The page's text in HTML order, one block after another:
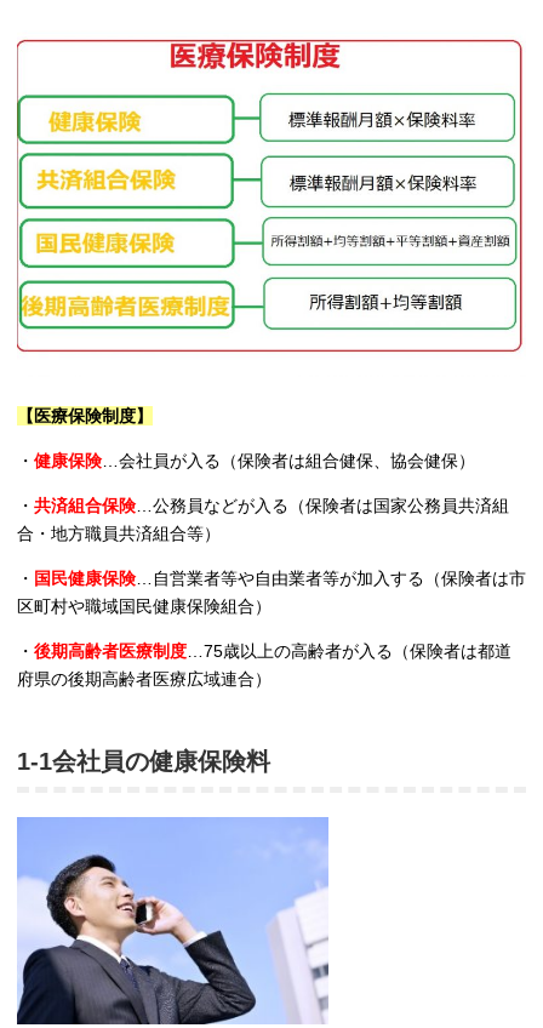
【医療保険制度】
・ 健康保険…会社員が入る（保険者は組合健保、協会健保）
・ 共済組合保険…公務員などが入る（保険者は国家公務員共済組
合・地方職員共済組合等）
・ 国民健康保険…自営業者等や自由業者等が加入する（保険者は市
区町村や職域国民健康保険組合）
・ 後期高齢者医療制度 …75歳以上の高齢者が入る（保険者は都道
府県の後期高齢者医療広域連合）
1-1会社員の健康保険料